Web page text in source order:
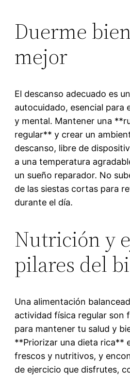
Duerme
mejor
El descanso adecuado es
autocuidado, esencial para
y mental. Mantener una
regular** y crear un
descanso, libre de
a una temperatura
un sueño reparador. No
de las siestas cortas para
durante el día.
Nutrición y
pilares del
Una alimentación
actividad física regular son
para mantener tu salud y
**Priorizar una dieta rica**
frescos y nutritivos, y
de ejercicio que disfrutes,